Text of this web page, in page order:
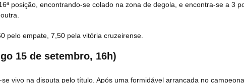
posição, encontrando-se colado na zona de degola, e encontra-se a 3
pelo empate, 7,50 pela vitória cruzeirense.
15 de setembro, 16h)
vivo na disputa pelo título. Após uma formidável arrancada no